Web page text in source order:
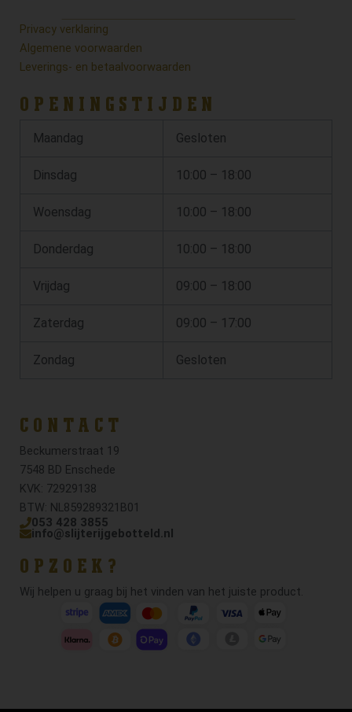
Privacy verklaring
Algemene voorwaarden
Leverings- en betaalvoorwaarden
OPENINGSTIJDEN
Maandag Gesloten
Dinsdag 10:00 – 18:00
Woensdag 10:00 – 18:00
Donderdag 10:00 – 18:00
Vrijdag 09:00 – 18:00
Zaterdag 09:00 – 17:00
Zondag Gesloten
CONTACT
Beckumerstraat 19
7548 BD Enschede
KVK: 72929138
BTW: NL859289321B01
053 428 3855
info@slijterijgebotteld.nl
OPZOEK?
Wij helpen u graag bij het vinden van het juiste product.